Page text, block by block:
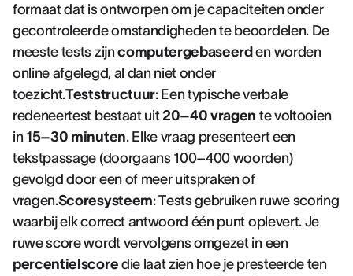
formaat dat is ontworpen om je capaciteiten onder
gecontroleerde omstandigheden te beoordelen. De
meeste tests zijncomputergebaseerd en worden
online afgelegd, al dan niet onder
toezicht.Teststructuur: Een typische verbale
redeneertest bestaat uit20–40 vragen te voltooien
in15–30 minuten. Elke vraag presenteert een
tekstpassage (doorgaans 100–400 woorden)
gevolgd door een of meer uitspraken of
vragen.Scoresysteem: Tests gebruiken ruwe scoring
waarbij elk correct antwoord één punt oplevert. Je
ruwe score wordt vervolgens omgezet in een
percentielscore die laat zien hoe je presteerde ten